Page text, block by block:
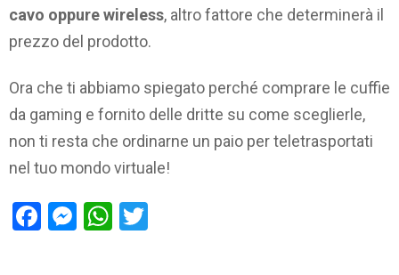
cavo oppure wireless, altro fattore che determinerà il
prezzo del prodotto.
Ora che ti abbiamo spiegato perché comprare le cuffie
da gaming e fornito delle dritte su come sceglierle,
non ti resta che ordinarne un paio per teletrasportati
nel tuo mondo virtuale!
Facebook
Messenger
WhatsApp